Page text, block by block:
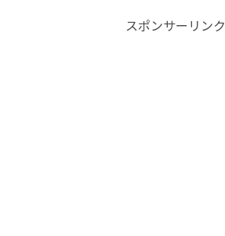
スポンサーリンク